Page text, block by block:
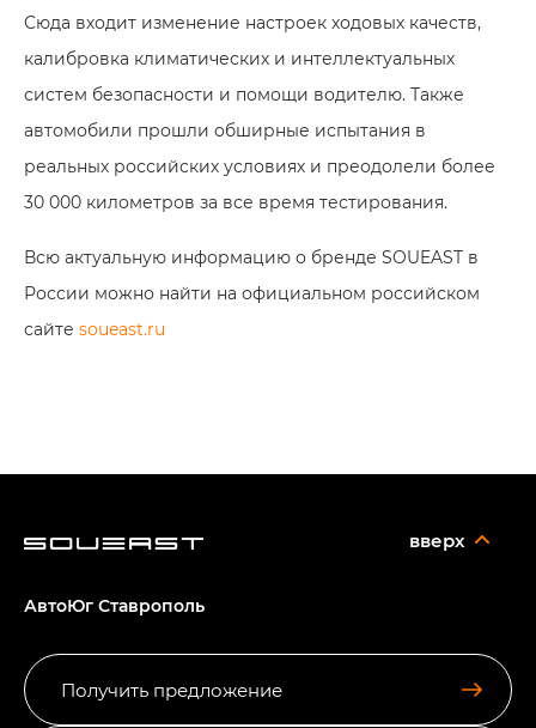
Сюда входит изменение настроек ходовых качеств,
калибровка климатических и интеллектуальных
систем безопасности и помощи водителю. Также
автомобили прошли обширные испытания в
реальных российских условиях и преодолели более
30 000 километров за все время тестирования.
Всю актуальную информацию о бренде SOUEAST в
России можно найти на официальном российском
сайте soueast.ru
Получить предложение
вверх
АвтоЮг Ставрополь